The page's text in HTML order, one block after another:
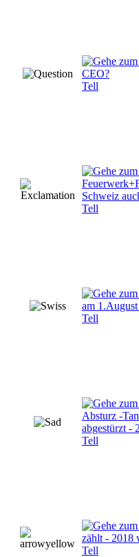
CEO?
Tell
Schweiz
Tell
am
Tell
Absturz -
abgestürzt -
Tell
zählt - 2018
Tell